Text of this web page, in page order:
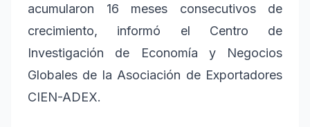
acumularon 16 meses consecutivos de
crecimiento, informó el Centro de
Investigación de Economía y Negocios
Globales de la Asociación de Exportadores
CIEN-ADEX.